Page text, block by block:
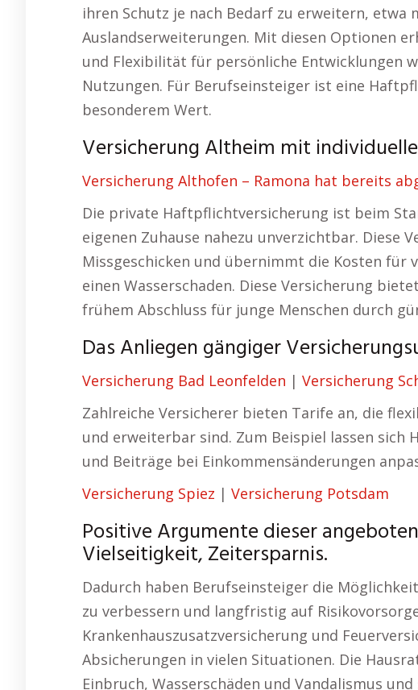
ihren Schutz je nach Bedarf zu erweitern, etwa
Auslandserweiterungen. Mit diesen Optionen
und Flexibilität für persönliche Entwicklungen
Nutzungen. Für Berufseinsteiger ist eine
besonderem Wert.
Versicherung Altheim mit
Versicherung Althofen – Ramona hat bereits
Die private Haftpflichtversicherung ist beim
eigenen Zuhause nahezu unverzichtbar. Diese
Missgeschicken und übernimmt die Kosten für
einen Wasserschaden. Diese Versicherung
frühem Abschluss für junge Menschen durch
Das Anliegen gängiger
Versicherung Bad Leonfelden | Versicherung
Zahlreiche Versicherer bieten Tarife an, die
und erweiterbar sind. Zum Beispiel lassen sich
und Beiträge bei Einkommensänderungen
Versicherung Spiez | Versicherung Potsdam
Positive Argumente dieser
Vielseitigkeit, Zeitersparnis.
Dadurch haben Berufseinsteiger die
zu verbessern und langfristig auf
Krankenhauszusatzversicherung und
Absicherungen in vielen Situationen. Die
Einbruch, Wasserschäden und Vandalismus